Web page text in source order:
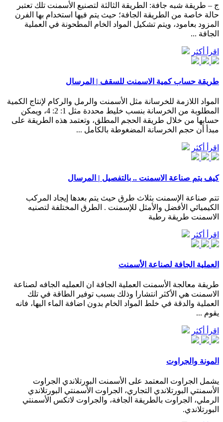
ج – طريقة شبه جافة: الطريقة الثالثة لتصنيع الأسمنت تلك تعتبر
حالة خاصة من الطريقة الجافة؛ حيث يتم فيها استخدام بها الفرن
المزود بعامود، ويتم تشكيل المواد الخام المطحونة في العملية
الجافة ...
اقرأ أكثر
طريقة حساب كمية الاسمنت للسقف | المرسال
المواد اللازمة للخرسانة مثل الأسمنت والرمل والركام لإنتاج الكمية
المطلوبة من الخرسانة بنسب خليط محددة مثل 1: 2: 4، ويمكن
حسابها من خلال طريقة الحجم المطلق، وتعتمد هذه الطريقة على
مبدأ أن حجم الخرسانة المضغوطة بالكامل ...
اقرأ أكثر
كيف يتم صناعة الاسمنت .. بالتفصيل | المرسال
تتم صناعة الإسمنت بثلاث طرق حيث يتم بعدها إيجاد المركب
الكيميائي الأفضل والأمثل للإسمنت . الطرق المختلفة لتصنيه
الاسمنت طريقة رطبة
اقرأ أكثر
العملية الجافة لصناعة الأسمنت
طريقة معالجة الأسمنت العملية الجافة ان العمليه الجافه لصناعة
الاسمنت هي الأكثر انتشارا وذلك بسبب توفير الطاقة في تلك
العملية والدقة في خلط المواد الخام بدون اضافة الماء اليها، فانه
يقوم ...
اقرأ أكثر
المونة والجراوت
يشمل الجراوت المعتمد على الأسمنت البورتلاندي الجراوت
الأسمنتي البورتلاندي التجاري، الجراوت الأسمنتي البورتلاندي
الرملي، الجراوت بالطريقة الجافة، والجراوت لاتكس الأسمنتي
البورتلاندي.